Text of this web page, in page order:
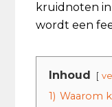
kruidnoten
wordt een
Inhoud
1) Waarom